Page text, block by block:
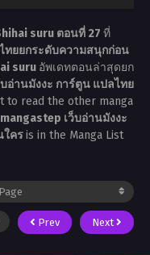
suru ตอนที่ 27 ที่
ทยยกระดับความสนุกก่อน
suru อัพเดทตอนล่าสุดยก
อ่านมังงะ การ์ตูน แปลไทย
to read the other manga
mangastep เว็บอ่านมังงะ
ใครis in the Manga List
Prev Next